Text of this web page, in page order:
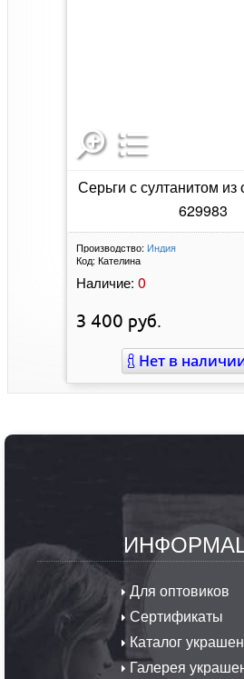
Серьги с султанитом из
629983
Производство: Индия
Код: Кателина
Наличие: 0
3 400 руб.
Нет в
Для оптовиков
Сертификаты
Каталог
Галерея